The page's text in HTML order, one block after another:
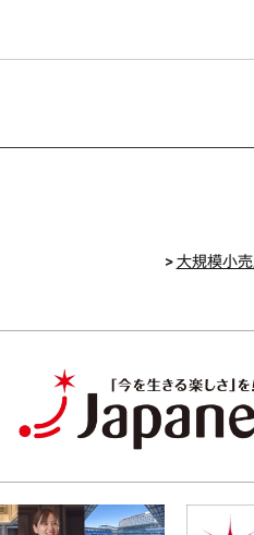
>大規模小